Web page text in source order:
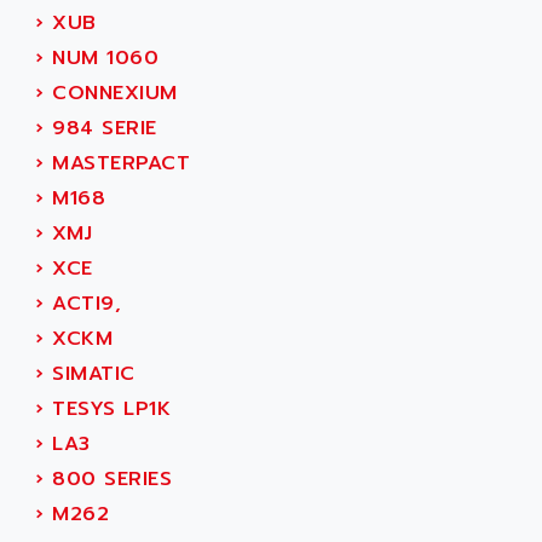
90-30
SERIES 90-30
C350 / C370
RAIL SWITCH
SBC
HMI
OPERATOR PANEL
APRIL 2000
APRIL 7000
SMC50
SMC25 et SMC 35
SMC 50 / SMC 600
ABOUTBATTERIE
› XUB
› NUM 1060
› CONNEXIUM
› 984 SERIE
› MASTERPACT
› M168
› XMJ
› XCE
› ACTI9,
› XCKM
› SIMATIC
› TESYS LP1K
› LA3
› 800 SERIES
› M262